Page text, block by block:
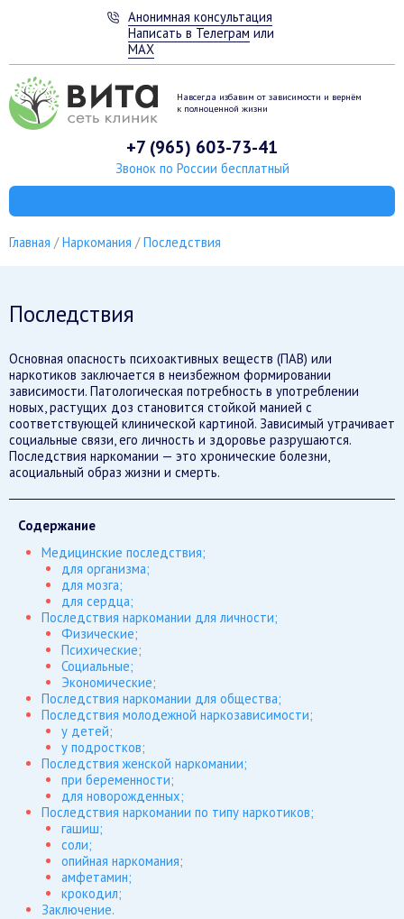
Анонимная консультация
Написать в Телеграм или
MAX
Навсегда избавим от зависимости и вернём
к полноценной жизни
+7 (965) 603-73-41
Звонок по России бесплатный
Главная Наркомания Последствия
Последствия
Основная опасность психоактивных веществ (ПАВ) или
наркотиков заключается в неизбежном формировании
зависимости. Патологическая потребность в употреблении
новых, растущих доз становится стойкой манией с
соответствующей клинической картиной. Зависимый утрачивает
социальные связи, его личность и здоровье разрушаются.
Последствия наркомании — это хронические болезни,
асоциальный образ жизни и смерть.
Содержание
Медицинские последствия;
для организма;
для мозга;
для сердца;
Последствия наркомании для личности;
Физические;
Психические;
Социальные;
Экономические;
Последствия наркомании для общества;
Последствия молодежной наркозависимости;
у детей;
у подростков;
Последствия женской наркомании;
при беременности;
для новорожденных;
Последствия наркомании по типу наркотиков;
гашиш;
соли;
опийная наркомания;
амфетамин;
крокодил;
Заключение.